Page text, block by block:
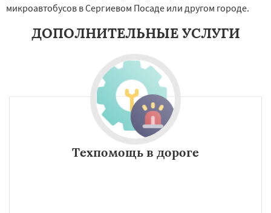
микроавтобусов в Сергиевом Посаде или другом городе.
ДОПОЛНИТЕЛЬНЫЕ УСЛУГИ
Техпомощь в дороге